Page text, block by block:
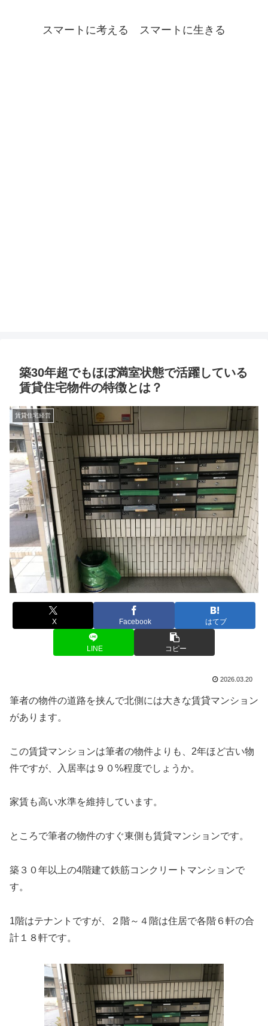
スマートに考える スマートに生きる
築30年超でもほぼ満室状態で活躍している
賃貸住宅物件の特徴とは？
賃貸住宅経営
X Facebook はてブ
LINE コピー
2026.03.20
筆者の物件の道路を挟んで北側には大きな賃貸マンション
があります。
この賃貸マンションは筆者の物件よりも、2年ほど古い物
件ですが、入居率は９０%程度でしょうか。
家賃も高い水準を維持しています。
ところで筆者の物件のすぐ東側も賃貸マンションです。
築３０年以上の4階建て鉄筋コンクリートマンションで
す。
1階はテナントですが、２階～４階は住居で各階６軒の合
計１８軒です。